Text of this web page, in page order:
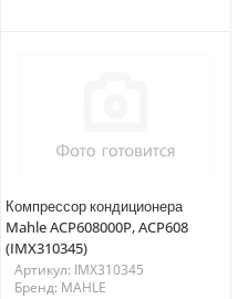
Компрессор кондиционера
Mahle ACP608000P, ACP608
(IMX310345)
Артикул: IMX310345
Бренд: MAHLE